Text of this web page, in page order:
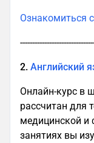
Ознакомиться
2. Английский
Онлайн-курс в
рассчитан для
медицинской и
занятиях вы